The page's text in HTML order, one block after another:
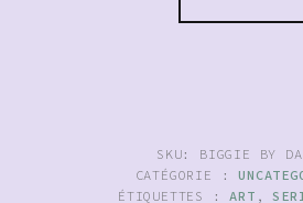
SKU: BIGGIE BY
CATÉGORIE :
ÉTIQUETTES :ART ,